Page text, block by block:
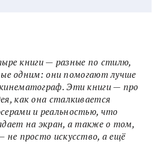
книги — разные по стилю,
одним: они помогают лучше
Эти книги — про
как она сталкивается
и реальностью, что
на экран, а также о том,
не просто искусство, а ещё